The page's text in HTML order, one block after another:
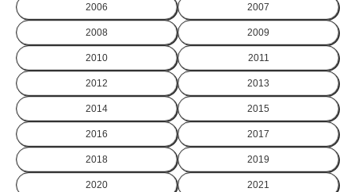
2006 2007
2008 2009
2010 2011
2012 2013
2014 2015
2016 2017
2018 2019
2020 2021